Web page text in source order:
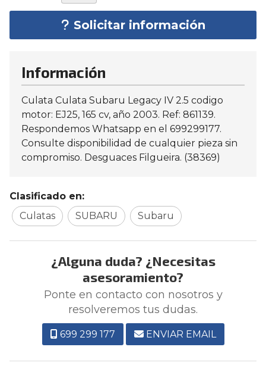
Solicitar información
Información
Culata Culata Subaru Legacy IV 2.5 codigo
motor: EJ25, 165 cv, año 2003. Ref: 861139.
Respondemos Whatsapp en el 699299177.
Consulte disponibilidad de cualquier pieza sin
compromiso. Desguaces Filgueira. (38369)
Clasificado en:
Culatas
SUBARU Subaru
¿Alguna duda? ¿Necesitas
asesoramiento?
Ponte en contacto con nosotros y
resolveremos tus dudas.
699 299 177 ENVIAR EMAIL